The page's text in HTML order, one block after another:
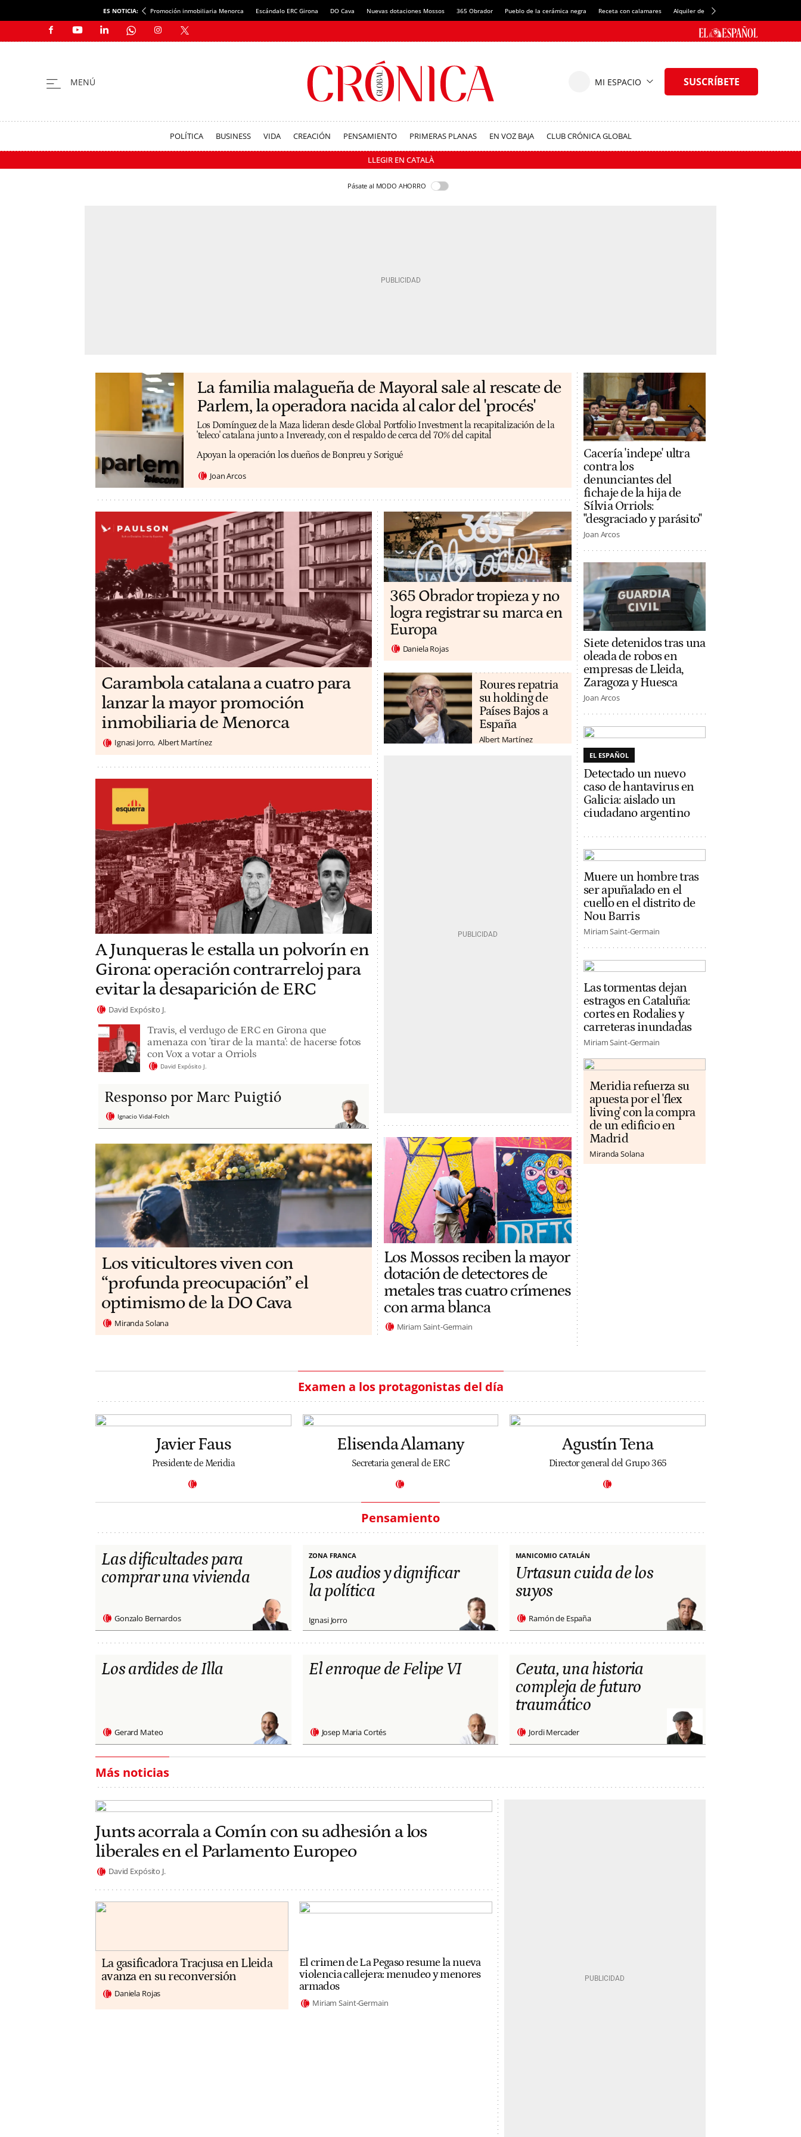
ES NOTICIA: Promoción inmobiliaria Menorca Escándalo ERC Girona DO Cava Nuevas dotaciones Mossos 365 Obrador Pueblo de la cerámica negra Receta con calamares Alquiler de habitaciones en España
POLÍTICA BUSINESS VIDA CREACIÓN PENSAMIENTO PRIMERAS PLANAS EN VOZ BAJA CLUB CRÓNICA GLOBAL
LLEGIR EN CATALÀ
Pásate al MODO AHORRO
La familia malagueña de Mayoral sale al rescate de
Parlem, la operadora nacida al calor del 'procés'
Los Domínguez de la Maza lideran desde Global Portfolio Investment la recapitalización de la
'teleco' catalana junto a Inveready, con el respaldo de cerca del 70% del capital
Apoyan la operación los dueños de Bonpreu y Sorigué
Joan Arcos
Carambola catalana a cuatro para
lanzar la mayor promoción
inmobiliaria de Menorca
Ignasi Jorro Albert Martínez
A Junqueras le estalla un polvorín en
Girona: operación contrarreloj para
evitar la desaparición de ERC
David Expósito J.
Travis, el verdugo de ERC en Girona que
amenaza con 'tirar de la manta': de hacerse fotos
con Vox a votar a Orriols
David Expósito J.
Responso por Marc Puigtió
Ignacio Vidal-Folch
Los viticultores viven con
“profunda preocupación” el
optimismo de la DO Cava
Miranda Solana
365 Obrador tropieza y no
logra registrar su marca en
Europa
Daniela Rojas
Roures repatria
su holding de
Países Bajos a
España
Albert Martínez
Los Mossos reciben la mayor
dotación de detectores de
metales tras cuatro crímenes
con arma blanca
Miriam Saint-Germain
Cacería 'indepe' ultra
contra los
denunciantes del
fichaje de la hija de
Sílvia Orriols:
"desgraciado y parásito"
Joan Arcos
Siete detenidos tras una
oleada de robos en
empresas de Lleida,
Zaragoza y Huesca
Joan Arcos
EL ESPAÑOL
Detectado un nuevo
caso de hantavirus en
Galicia: aislado un
ciudadano argentino
Muere un hombre tras
ser apuñalado en el
cuello en el distrito de
Nou Barris
Miriam Saint-Germain
Las tormentas dejan
estragos en Cataluña:
cortes en Rodalies y
carreteras inundadas
Miriam Saint-Germain
Meridia refuerza su
apuesta por el 'flex
living' con la compra
de un edificio en
Madrid
Miranda Solana
Examen a los protagonistas del día
Javier Faus
Presidente de Meridia
Elisenda Alamany
Secretaria general de ERC
Agustín Tena
Director general del Grupo 365
Pensamiento
Las dificultades para
comprar una vivienda
Gonzalo Bernardos
ZONA FRANCA
Los audios y dignificar
la política
Ignasi Jorro
MANICOMIO CATALÁN
Urtasun cuida de los
suyos
Ramón de España
Los ardides de Illa
Gerard Mateo
El enroque de Felipe VI
Josep Maria Cortés
Ceuta, una historia
compleja de futuro
traumático
Jordi Mercader
Más noticias
Junts acorrala a Comín con su adhesión a los
liberales en el Parlamento Europeo
David Expósito J.
La gasificadora Tracjusa en Lleida
avanza en su reconversión
Daniela Rojas
El crimen de La Pegaso resume la nueva
violencia callejera: menudeo y menores
armados
Miriam Saint-Germain